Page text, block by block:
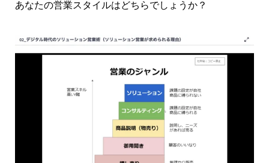
あなたの営業スタイルはどちらでしょうか？